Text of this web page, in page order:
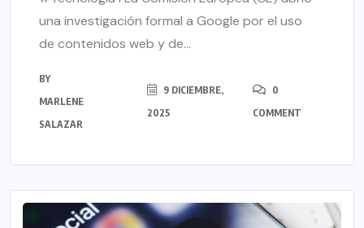
una investigación formal a Google por el uso
de contenidos web y de...
BY
MARLENE
SALAZAR
9 DICIEMBRE,
2025
0
COMMENT